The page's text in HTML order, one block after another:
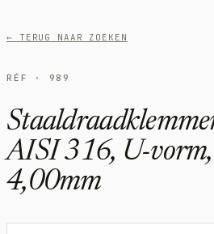
← TERUG NAAR ZOEKEN
RÉF · 989
AISI 316, U-
4,00mm